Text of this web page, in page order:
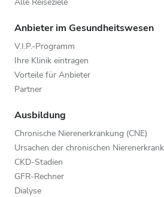
Anbieter im Gesundheitswesen
V.I.P.-Programm
Ihre Klinik eintragen
Vorteile für Anbieter
Partner
Ausbildung
Chronische Nierenerkrankung (CNE)
Ursachen der chronischen
CKD-Stadien
GFR-Rechner
Dialyse